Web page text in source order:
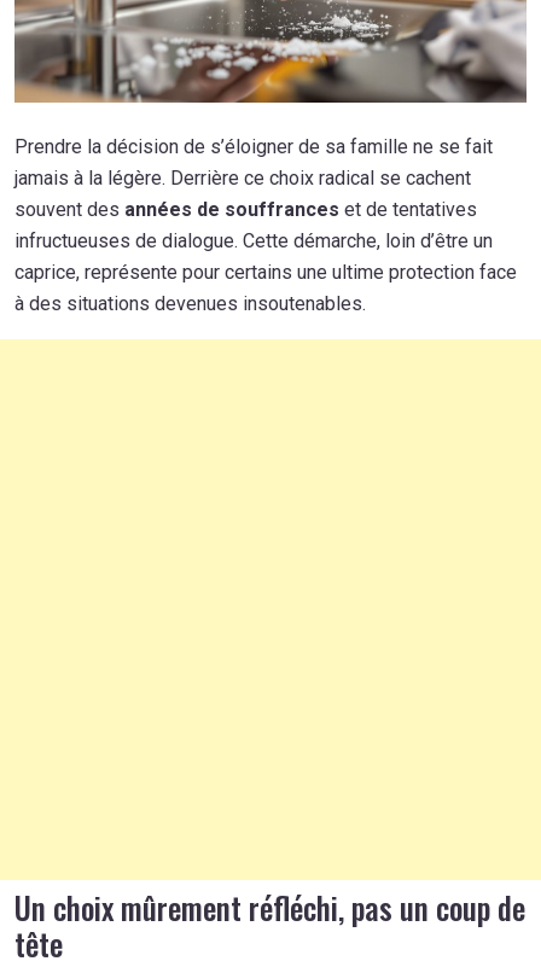
Prendre la décision de s’éloigner de sa famille ne se fait
jamais à la légère. Derrière ce choix radical se cachent
souvent des années de souffrances et de tentatives
infructueuses de dialogue. Cette démarche, loin d’être un
caprice, représente pour certains une ultime protection face
à des situations devenues insoutenables.
Un choix mûrement réfléchi, pas un coup de
tête